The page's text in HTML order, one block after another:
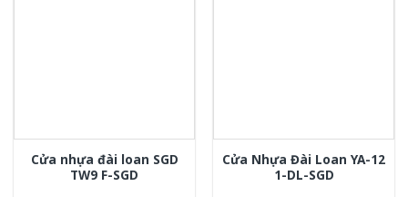
Cửa nhựa đài loan SGD
TW9 F-SGD
Cửa Nhựa Đài Loan YA-12
1-DL-SGD